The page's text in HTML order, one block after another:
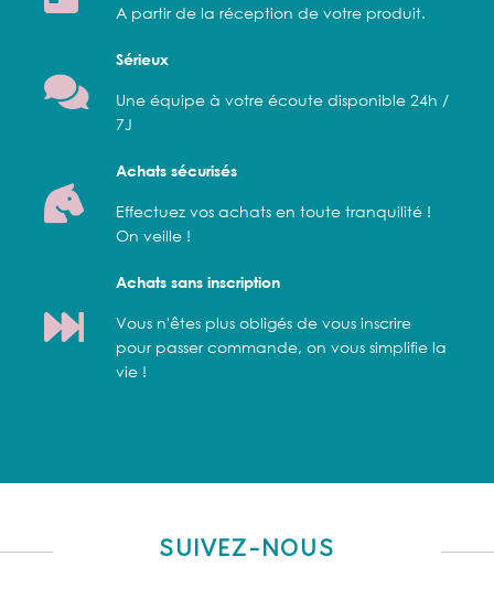
A partir de la réception de votre produit.
Sérieux
Une équipe à votre écoute disponible 24h /
7J
Achats sécurisés
Effectuez vos achats en toute tranquilité !
On veille !
Achats sans inscription
Vous n'êtes plus obligés de vous inscrire
pour passer commande, on vous simplifie la
vie !
SUIVEZ-NOUS